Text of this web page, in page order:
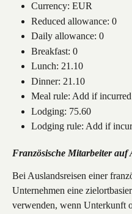
Currency: EUR
Reduced allowance: 0
Daily allowance: 0
Breakfast: 0
Lunch: 21.10
Dinner: 21.10
Meal rule: Add if incurred
Lodging: 75.60
Lodging rule: Add if
Französische Mitarbeiter auf
Bei Auslandsreisen einer
Unternehmen eine
verwenden, wenn Unterkunft